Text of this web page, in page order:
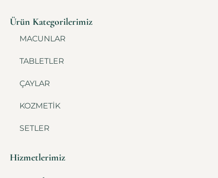
Ürün Kategorilerimiz
MACUNLAR
TABLETLER
ÇAYLAR
KOZMETİK
SETLER
Hizmetlerimiz